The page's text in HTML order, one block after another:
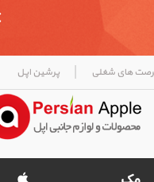
های شغلی | پرشین اپل